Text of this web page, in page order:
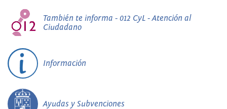
También te informa - 012 CyL - Atención al
Ciudadano
Información
Ayudas y Subvenciones